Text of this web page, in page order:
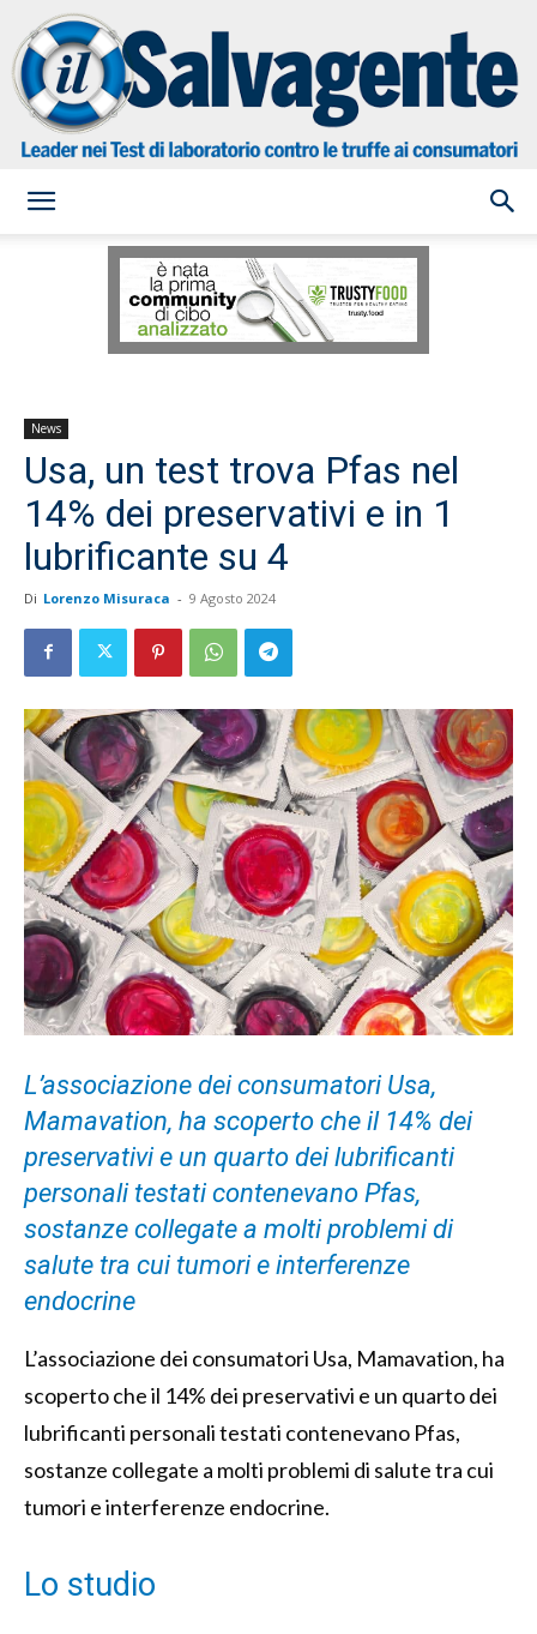
Salvagente
News
Usa, un test trova Pfas nel
14% dei preservativi e in 1
lubrificante su 4
Di Lorenzo Misuraca - 9 Agosto 2024
L’associazione dei consumatori Usa,
Mamavation, ha scoperto che il 14% dei
preservativi e un quarto dei lubrificanti
personali testati contenevano Pfas,
sostanze collegate a molti problemi di
salute tra cui tumori e interferenze
endocrine
L’associazione dei consumatori Usa, Mamavation, ha
scoperto che il 14% dei preservativi e un quarto dei
lubrificanti personali testati contenevano Pfas,
sostanze collegate a molti problemi di salute tra cui
tumori e interferenze endocrine.
Lo studio